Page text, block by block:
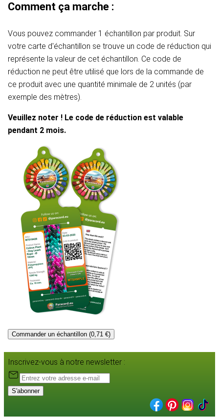
Comment ça marche :
Vous pouvez commander 1 échantillon par produit. Sur
votre carte d'échantillon se trouve un code de réduction qui
représente la valeur de cet échantillon. Ce code de
réduction ne peut être utilisé que lors de la commande de
ce produit avec une quantité minimale de 2 unités (par
exemple des mètres).
Veuillez noter ! Le code de réduction est valable
pendant 2 mois.
Commander un échantillon (0,71 €)
Inscrivez-vous à notre newsletter :
S'abonner